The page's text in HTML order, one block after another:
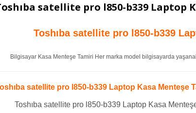
satellite pro l850-b339 Laptop
Toshıba satellite pro l850-b339
Bilgisayar Kasa Menteşe Tamiri Her marka model bilgisayarda
satellite pro l850-b339 Laptop Kasa Menteşe
Toshıba satellite pro l850-b339 Laptop Kasa